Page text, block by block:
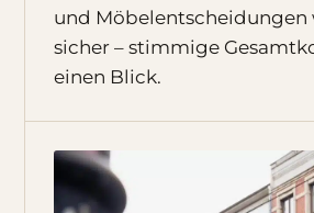
und Möbelentscheidungen
sicher – stimmige
einen Blick.